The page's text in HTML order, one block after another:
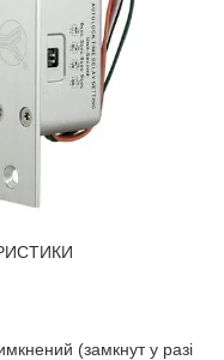
(замкнут у разі